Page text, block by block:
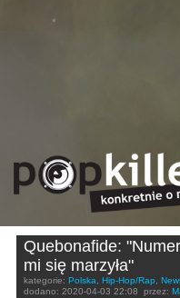
Quebonafide:
mi się marzyła"
kategorie: Polska, Hip-Hop/Rap,
dodano: 2020-04-03 22:08 przez: